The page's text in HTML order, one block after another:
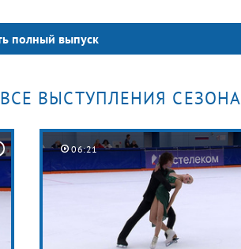
полный выпуск
ВЫСТУПЛЕНИЯ СЕЗОНА
06:21